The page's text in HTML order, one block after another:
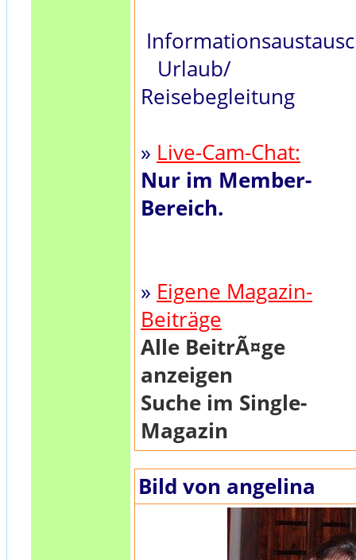
Urlaub/
Reisebegleitung
» Live-Cam-Chat:
Nur im Member-
Bereich.
» Eigene Magazin-
Beiträge
Alle BeitrÃ¤ge
anzeigen
Suche im Single-
Magazin
Bild von angelina